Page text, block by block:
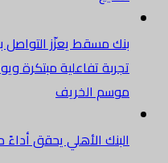
بنك مسقط يعزّز
تجربة تفاعلية مبتكرة
موسم الخريف
البنك الأهلي يحقق أداءً